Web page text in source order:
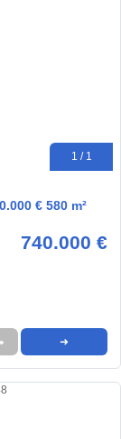
1 / 1
€ 580 m²
740.000 €
➜